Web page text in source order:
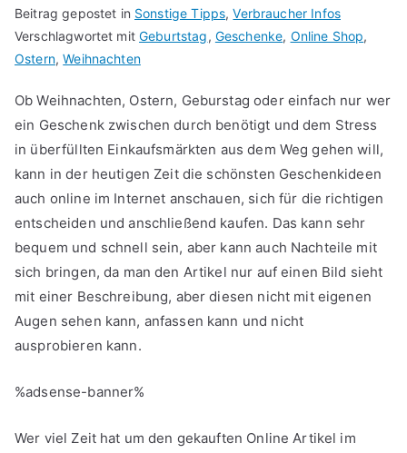
Beitrag gepostet in Sonstige Tipps,Verbraucher Infos
Verschlagwortet mitGeburtstag, Geschenke, Online Shop,
Ostern,Weihnachten
Ob Weihnachten, Ostern, Geburstag oder einfach nur wer
ein Geschenk zwischen durch benötigt und dem Stress
in überfüllten Einkaufsmärkten aus dem Weg gehen will,
kann in der heutigen Zeit die schönsten Geschenkideen
auch online im Internet anschauen, sich für die richtigen
entscheiden und anschließend kaufen. Das kann sehr
bequem und schnell sein, aber kann auch Nachteile mit
sich bringen, da man den Artikel nur auf einen Bild sieht
mit einer Beschreibung, aber diesen nicht mit eigenen
Augen sehen kann, anfassen kann und nicht
ausprobieren kann.
%adsense-banner%
Wer viel Zeit hat um den gekauften Online Artikel im